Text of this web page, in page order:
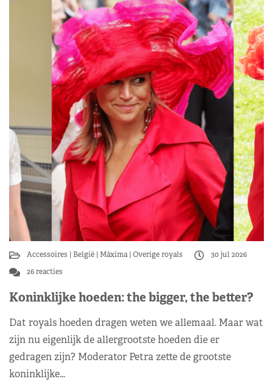
Accessoires België Máxima Overige royals
30 jul 2026
26 reacties
Koninklijke hoeden: the bigger, the better?
Dat royals hoeden dragen weten we allemaal. Maar wat
zijn nu eigenlijk de allergrootste hoeden die er
gedragen zijn? Moderator Petra zette de grootste
koninklijke…